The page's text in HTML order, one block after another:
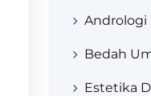
Andrologi
Bedah
Estetika